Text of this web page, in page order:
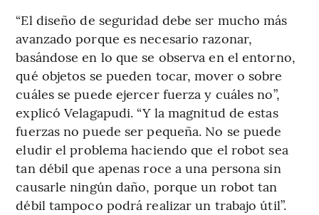
“El diseño de seguridad debe ser mucho más
avanzado porque es necesario razonar,
basándose en lo que se observa en el entorno,
qué objetos se pueden tocar, mover o sobre
cuáles se puede ejercer fuerza y ​​cuáles no”,
explicó Velagapudi. “Y la magnitud de estas
fuerzas no puede ser pequeña. No se puede
eludir el problema haciendo que el robot sea
tan débil que apenas roce a una persona sin
causarle ningún daño, porque un robot tan
débil tampoco podrá realizar un trabajo útil”.